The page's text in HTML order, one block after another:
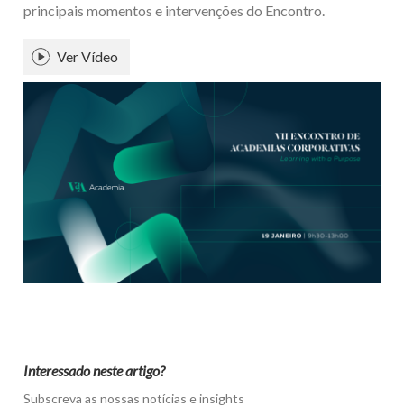
principais momentos e intervenções do Encontro.
Ver Vídeo
Interessado neste artigo?
Subscreva as nossas notícias e insights